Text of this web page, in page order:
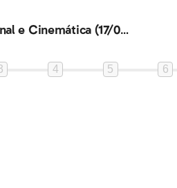
Análise Dimensional e Cinemática (17/02/14, 19h)
4 5 6